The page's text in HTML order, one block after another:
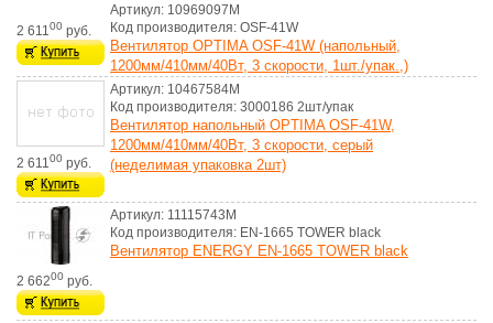
2 611 00 руб.
Артикул: 10969097M
Код производителя: OSF-41W
Вентилятор OPTIMA OSF-41W (напольный,
1200мм/410мм/40Вт, 3 скорости, 1шт./упак.,)
2 611 00 руб.
Артикул: 10467584M
Код производителя: 3000186 2шт/упак
Вентилятор напольный OPTIMA OSF-41W,
1200мм/410мм/40Вт, 3 скорости, серый
(неделимая упаковка 2шт)
2 66200 руб.
Артикул: 11115743M
Код производителя: EN-1665 TOWER black
Вентилятор ENERGY EN-1665 TOWER black